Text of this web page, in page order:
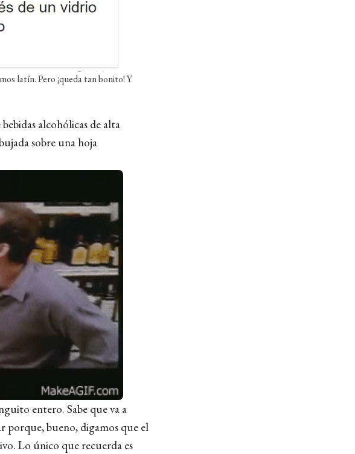
latín. Pero ¡queda tan bonito! Y
alcohólicas de alta
sobre una hoja
entero. Sabe que va a
porque, bueno, digamos que el
Lo único que recuerda es